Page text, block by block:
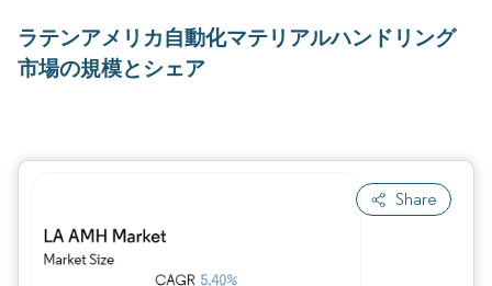
ラテンアメリカ自動化マテリアルハンドリング
市場の規模とシェア
Share